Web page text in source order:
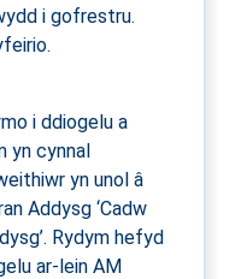
i gofrestru.
i ddiogelu a
yn cynnal
yn unol â
Addysg ‘Cadw
Rydym hefyd
ar-lein AM